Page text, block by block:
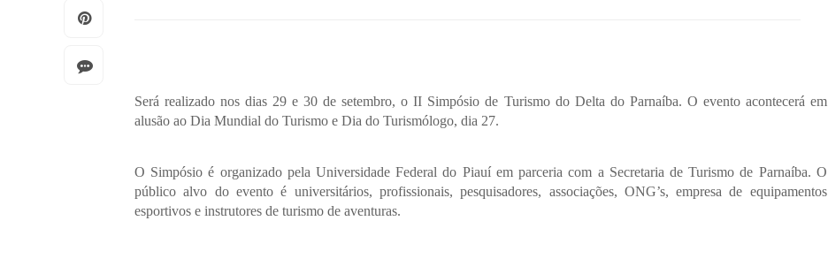
Será realizado nos dias 29 e 30 de setembro, o II Simpósio de Turismo do Delta do Parnaíba. O evento acontecerá em
alusão ao Dia Mundial do Turismo e Dia do Turismólogo, dia 27.
O Simpósio é organizado pela Universidade Federal do Piauí em parceria com a Secretaria de Turismo de Parnaíba. O
público alvo do evento é universitários, profissionais, pesquisadores, associações, ONG’s, empresa de equipamentos
esportivos e instrutores de turismo de aventuras.